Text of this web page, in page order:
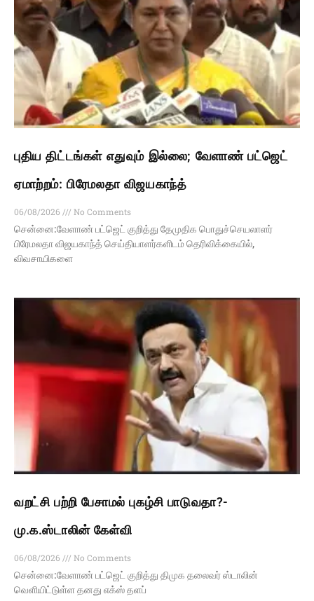
புதிய திட்டங்கள் எதுவும் இல்லை; வேளாண் பட்ஜெட்
ஏமாற்றம்: பிரேமலதா விஜயகாந்த்
06/08/2026
No Comments
சென்னை:வேளாண் பட்ஜெட் குறித்து தேமுதிக பொதுச்செயலாளர்
பிரேமலதா விஜயகாந்த் செய்தியாளர்களிடம் தெரிவிக்கையில்,
விவசாயிகளை
வறட்சி பற்றி பேசாமல் புகழ்சி பாடுவதா?-
மு.க.ஸ்டாலின் கேள்வி
06/08/2026
No Comments
சென்னை:வேளாண் பட்ஜெட் குறித்து திமுக தலைவர் ஸ்டாலின்
வெளியிட்டுள்ள தனது எக்ஸ் தளப்